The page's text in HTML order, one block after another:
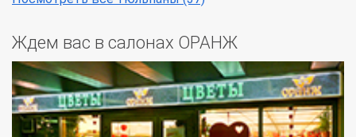
Ждем вас в салонах ОРАНЖ